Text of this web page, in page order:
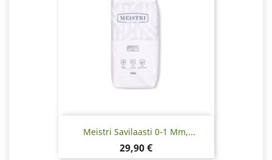
Meistri Savilaasti 0-1 Mm,...
Hinta
29,90 €